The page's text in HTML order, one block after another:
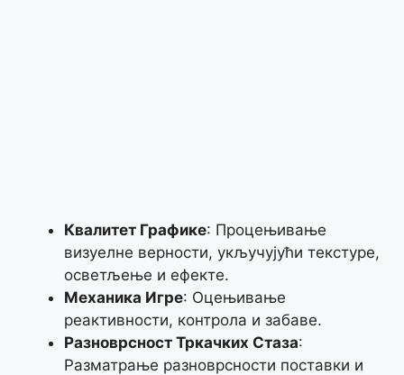
Квалитет Графике: Процењивање
визуелне верности, укључујући текстуре,
осветљење и ефекте.
Механика Игре: Оцењивање
реактивности, контрола и забаве.
Разноврсност Тркачких Стаза:
Разматрање разноврсности поставки и